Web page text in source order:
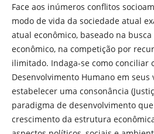
Face aos inúmeros conflitos
modo de vida da sociedade atual
atual econômico, baseado na
econômico, na competição por
ilimitado. Indaga-se como conciliar
Desenvolvimento Humano em seus
estabelecer uma consonância
paradigma de desenvolvimento
crescimento da estrutura